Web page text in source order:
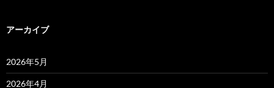
アーカイブ
2026年5月
2026年4月